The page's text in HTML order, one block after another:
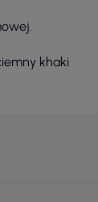
khaki